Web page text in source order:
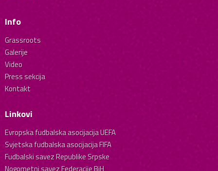
Info
Grassroots
Galerije
Video
Press sekcija
Kontakt
Linkovi
Evropska fudbalska asocijacija UEFA
Svjetska fudbalska asocijacija FIFA
Fudbalski savez Republike Srpske
Nogometni savez Federacije BiH